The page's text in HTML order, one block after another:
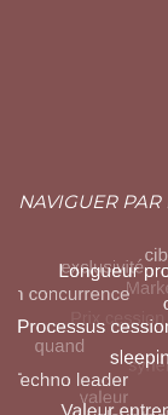
NAVIGUER PAR